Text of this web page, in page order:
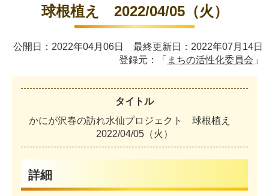
球根植え 2022/04/05（火）
公開日：2022年04月06日 最終更新日：2022年07月14日
登録元：「 まちの活性化委員会 」
タイトル
かにが沢春の訪れ水仙プロジェクト 球根植え
2022/04/05（火）
詳細